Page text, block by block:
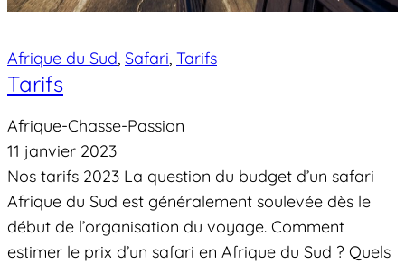
Afrique du Sud Safari Tarifs
Tarifs
Afrique-Chasse-Passion
11 janvier 2023
Nos tarifs 2023 La question du budget d’un safari
Afrique du Sud est généralement soulevée dès le
début de l’organisation du voyage. Comment
estimer le prix d’un safari en Afrique du Sud ? Quels